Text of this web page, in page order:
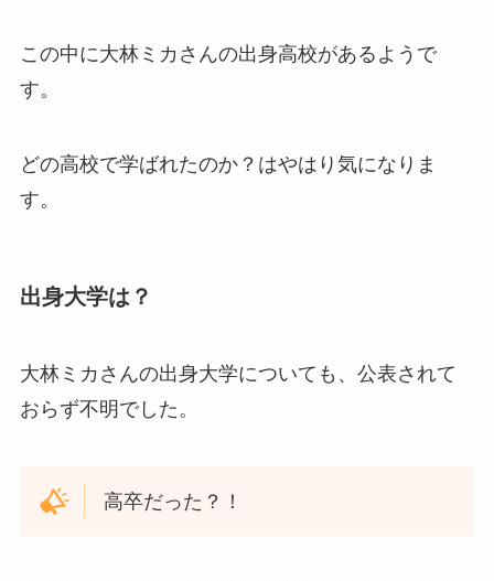
この中に大林ミカさんの出身高校があるようで
す。
どの高校で学ばれたのか？はやはり気になりま
す。
出身大学は？
大林ミカさんの出身大学についても、公表されて
おらず不明でした。
高卒だった？！